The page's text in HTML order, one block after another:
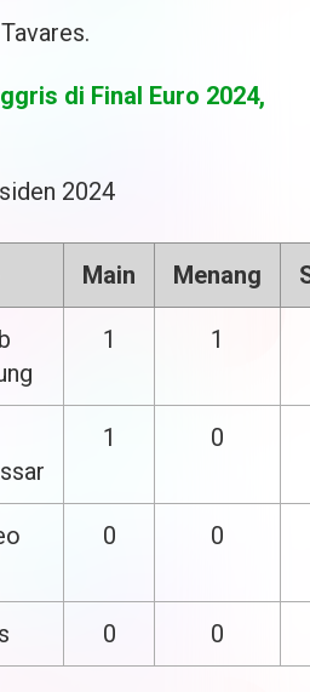
di Final Euro 2024,
2024
Main Menang
1 1
1 0
0 0
0 0